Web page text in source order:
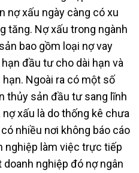
nợ xấu ngày càng có xu
tăng. Nợ xấu trong ngành
bao gồm loại nợ vay
đầu tư cho dài hạn và
Ngoài ra có một số
thủy sản đầu tư sang lĩnh
xấu là do thống kê chưa
nhiều nơi không báo cáo
nghiệp làm việc trực tiếp
nghiệp đó nợ ngân